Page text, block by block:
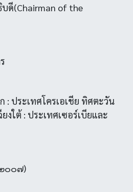
ดี(Chairman of the
ประเทศโครเอเชีย ทิศตะวัน
ใต้ : ประเทศเซอร์เบียและ
๐๐๗)